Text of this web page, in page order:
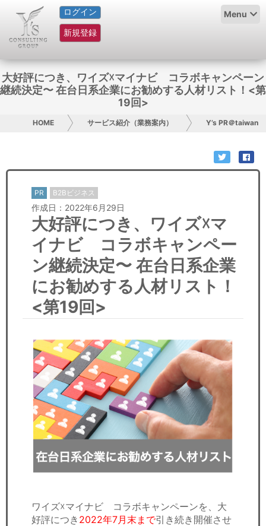
ログイン
新規登録
Menu
HOME
サービス紹介
コラム
グループ概要
採用情報
コンサルティング
リサーチ
セミナー
経済ニュース
ＩＴ
飲食店情報
大好評につき、ワイズ☓マイナビ コラボキャンペーン
継続決定〜 在台日系企業にお勧めする人材リスト！<第
19回>
HOME サービス紹介（業務案内） Y’s PR＠taiwan
PR B2Bビジネス
作成日：2022年6月29日
大好評につき、ワイズ☓マ
イナビ コラボキャンペー
ン継続決定〜 在台日系企業
にお勧めする人材リスト！
<第19回>
ワイズ☓マイナビ コラボキャンペーンを、大
好評につき 2022年7月末まで引き続き開催させ